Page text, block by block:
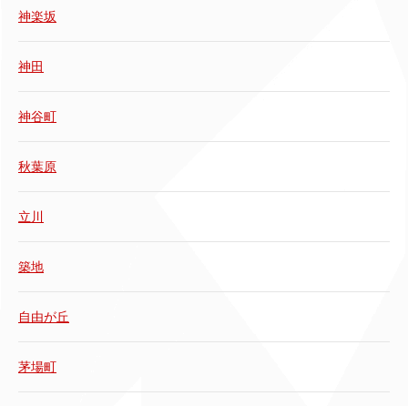
神楽坂
神田
神谷町
秋葉原
立川
築地
自由が丘
茅場町